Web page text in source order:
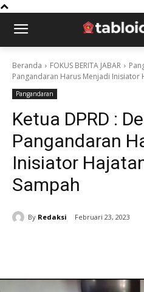
Beranda FOKUS BERITA JABAR
Pangandaran Harus Menjadi Inisiator
Pangandaran
Ketua DPRD :
Pangandaran
Inisiator
Sampah
By Redaksi Februari 23, 2023